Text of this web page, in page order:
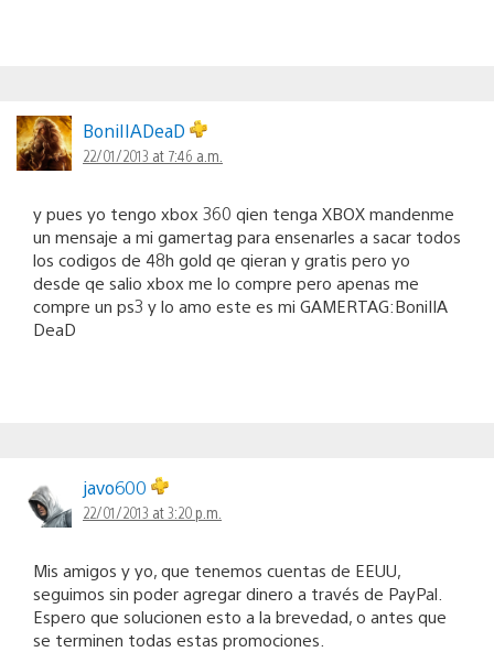
BoniIIADeaD
22/01/2013 at 7:46 a.m.
y pues yo tengo xbox 360 qien tenga XBOX mandenme
un mensaje a mi gamertag para ensenarles a sacar todos
los codigos de 48h gold qe qieran y gratis pero yo
desde qe salio xbox me lo compre pero apenas me
compre un ps3 y lo amo este es mi GAMERTAG:BoniIIA
DeaD
javo600
22/01/2013 at 3:20 p.m.
Mis amigos y yo, que tenemos cuentas de EEUU,
seguimos sin poder agregar dinero a través de PayPal.
Espero que solucionen esto a la brevedad, o antes que
se terminen todas estas promociones.